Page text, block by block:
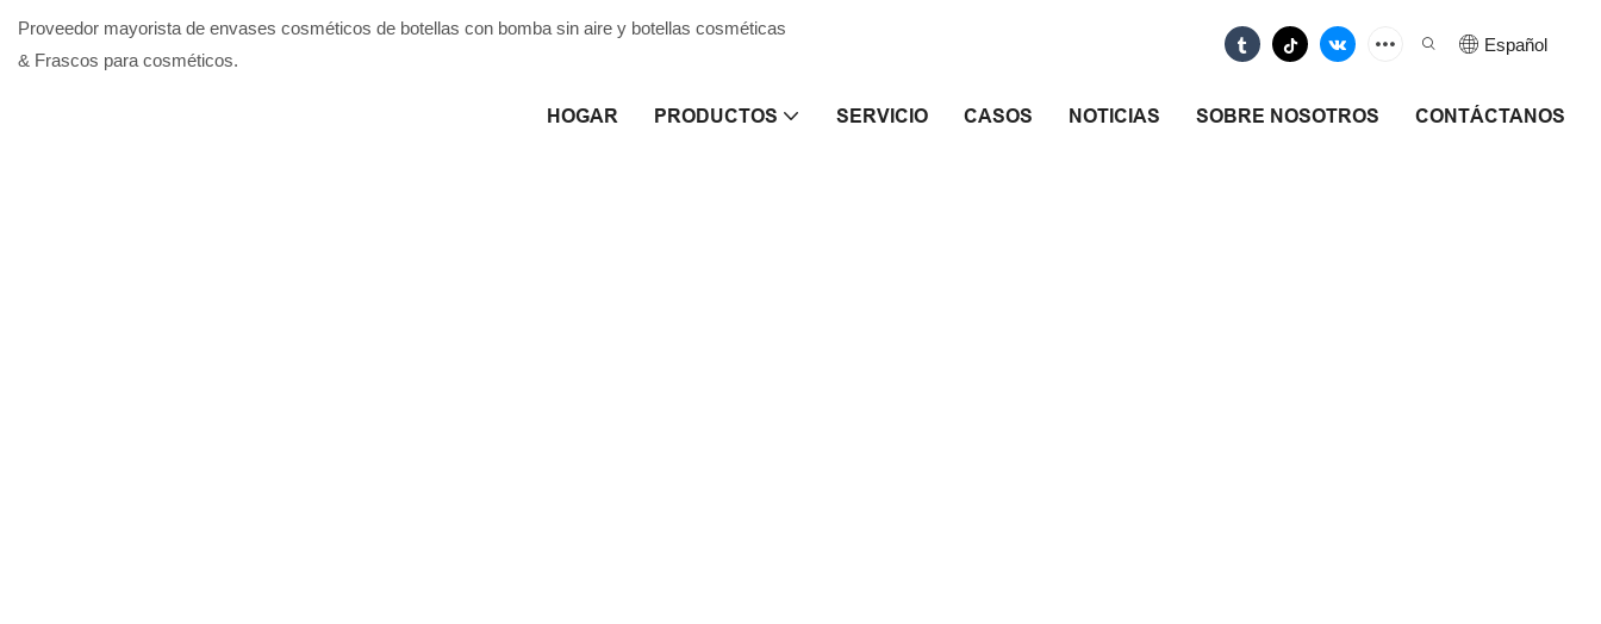
Proveedor mayorista de envases cosméticos de botellas con bomba sin aire y botellas cosméticas
& Frascos para cosméticos.
Español
HOGAR PRODUCTOS SERVICIO CASOS NOTICIAS SOBRE NOSOTROS CONTÁCTANOS